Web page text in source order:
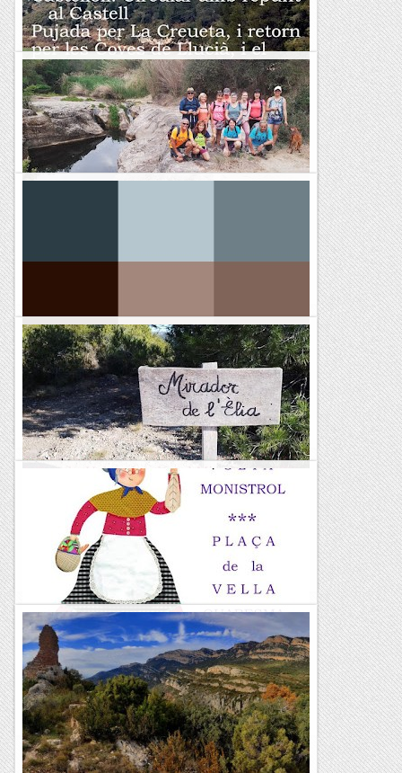
Castellolí, Volta Circular amb repunt al
Castell
&nb...
Kimisades
&nb...
Marganell . Passeig Circular de la Vall del
Casot
&nb...
Kimisades
L'ESPELT : VOLTA CIRCULAR al MIRADOR de
&nb...
Kimisades
Monistrol: Volta circular de La Vella
Quaresma
&nb...
Kimisades